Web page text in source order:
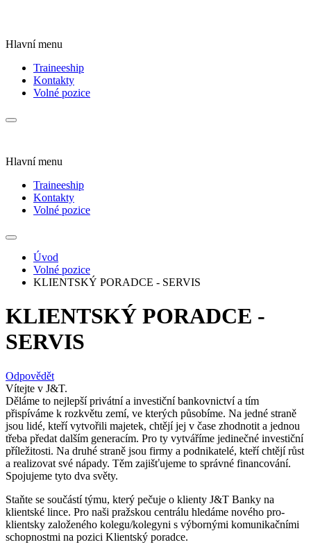
Hlavní menu
Traineeship
Kontakty
Volné pozice
Hlavní menu
Traineeship
Kontakty
Volné pozice
Úvod
Volné pozice
KLIENTSKÝ PORADCE - SERVIS
KLIENTSKÝ PORADCE -
SERVIS
Odpovědět
Vítejte v J&T.
Děláme to nejlepší privátní a investiční bankovnictví a tím
přispíváme k rozkvětu zemí, ve kterých působíme. Na jedné straně
jsou lidé, kteří vytvořili majetek, chtějí jej v čase zhodnotit a jednou
třeba předat dalším generacím. Pro ty vytváříme jedinečné investiční
příležitosti. Na druhé straně jsou firmy a podnikatelé, kteří chtějí růst
a realizovat své nápady. Těm zajišťujeme to správné financování.
Spojujeme tyto dva světy.
Staňte se součástí týmu, který pečuje o klienty J&T Banky na
klientské lince. Pro naši pražskou centrálu hledáme nového pro-
klientsky založeného kolegu/kolegyni s výbornými komunikačními
schopnostmi na pozici Klientský poradce.